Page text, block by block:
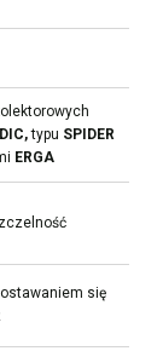
typu SPIDER
ERGA
się